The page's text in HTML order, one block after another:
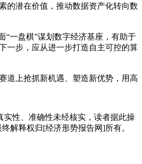
的潜在价值，推动数据资产化转向数
“一盘棋”谋划数字经济基座，有助于
一步，应从进一步打造自主可控的算
道上抢抓新机遇、塑造新优势，用高
实性、准确性未经核实，读者据此操
解释权归[经济形势报告网]所有。